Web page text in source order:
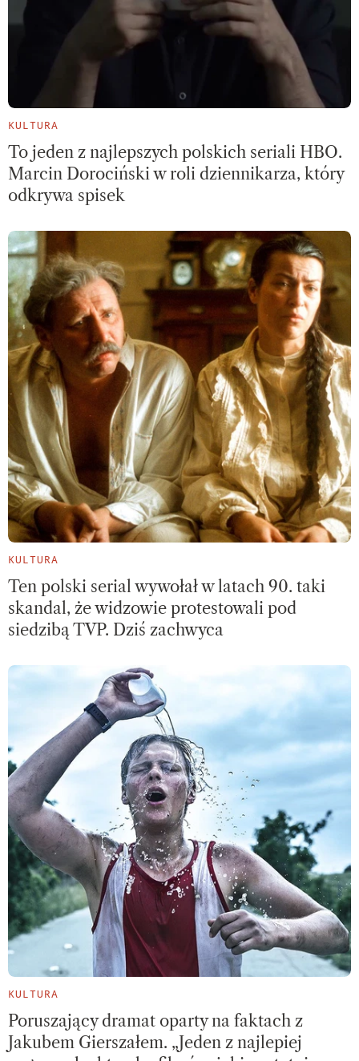
KULTURA
To jeden z najlepszych polskich seriali HBO.
Marcin Dorociński w roli dziennikarza, który
odkrywa spisek
KULTURA
Ten polski serial wywołał w latach 90. taki
skandal, że widzowie protestowali pod
siedzibą TVP. Dziś zachwyca
KULTURA
Poruszający dramat oparty na faktach z
Jakubem Gierszałem. „Jeden z najlepiej